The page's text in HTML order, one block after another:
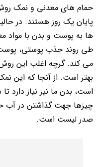
حمام های معدنی و نمک
پایان یک روز هستند. در
ها به پوست و بدن با مواد
طی روند جذب پوستی، پوست
می کند. گرچه اغلب این
بهتر است. از آنجا که این
است، بدن ما نیز نیاز دارد
چیزها جهت گذاشتن در آب
صدر لیست است.